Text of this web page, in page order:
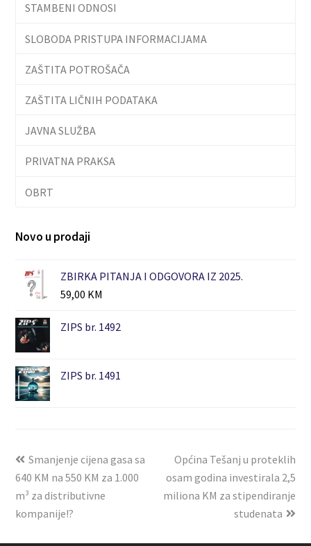
STAMBENI ODNOSI
SLOBODA PRISTUPA INFORMACIJAMA
ZAŠTITA POTROŠAČA
ZAŠTITA LIČNIH PODATAKA
JAVNA SLUŽBA
PRIVATNA PRAKSA
OBRT
Novo u prodaji
ZBIRKA PITANJA I ODGOVORA IZ 2025.
59,00 KM
ZIPS br. 1492
ZIPS br. 1491
Smanjenje cijena gasa sa
640 KM na 550 KM za 1.000
m³ za distributivne
kompanije!?
Općina Tešanj u proteklih
osam godina investirala 2,5
miliona KM za stipendiranje
studenata